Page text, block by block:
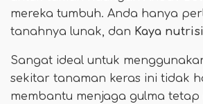
mereka tumbuh. Anda hanya
tanahnya lunak, dan Kaya nutrisi
Sangat ideal untuk
sekitar tanaman keras ini tidak
membantu menjaga gulma